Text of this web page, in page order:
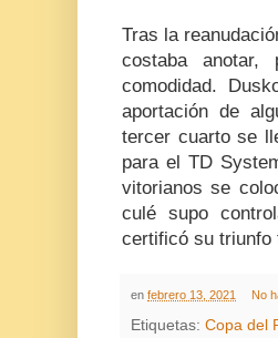
Tras la
costaba
comodidad.
aportación de
tercer cuarto se
para el TD
vitorianos se
culé supo
certificó su triunfo
en febrero 13, 2021 No
Etiquetas: Copa del